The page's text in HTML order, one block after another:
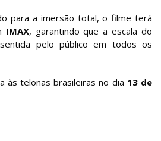
para a imersão total, o filme terá
IMAX, garantindo que a escala do
pelo público em todos os
às telonas brasileiras no dia 13 de